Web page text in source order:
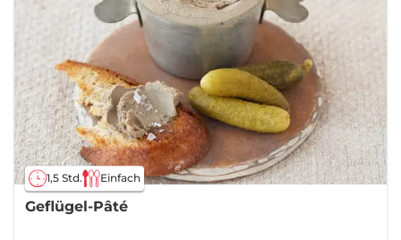
1,5 Std. Einfach
Geflügel-Pâté